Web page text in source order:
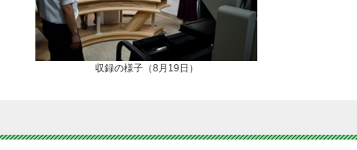
収録の様子（8月19日）